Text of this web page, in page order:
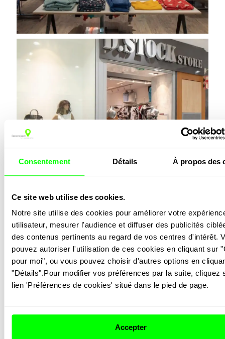
Consentement Détails À propos des
Ce site web utilise des cookies.
Notre site utilise des cookies pour améliorer votre
utilisateur, mesurer l'audience et diffuser des publicités
des contenus pertinents au regard de vos centres d'intérêt.
pouvez autoriser l'utilisation de ces cookies en cliquant sur
pour moi", ou vous pouvez choisir d'autres options en
"Détails".Pour modifier vos préférences par la suite, cliquez
lien 'Préférences de cookies' situé dans le pied de page.
Accepter
Vous aimerez peut-